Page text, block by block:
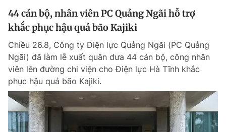
Chuyên mục khác
Chào ngày mới
Tin thị trường Tin 360
Thông tin tài khoản
Đổi mật khẩu
Tin đã lưu
Tin đã xem
Đăng xuất
44 cán bộ, nhân viên PC Quảng Ngãi hỗ trợ
khắc phục hậu quả bão Kajiki
Chiều 26.8, Công ty Điện lực Quảng Ngãi (PC Quảng
Ngãi) đã làm lễ xuất quân đưa 44 cán bộ, công nhân
viên lên đường chi viện cho Điện lực Hà Tĩnh khắc
phục hậu quả bão Kajiki.